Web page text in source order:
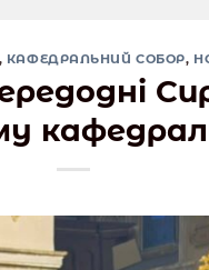
, КАФЕДРАЛЬНИЙ СОБОР,